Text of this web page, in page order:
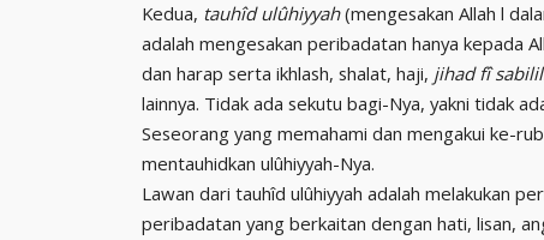
Kedua, tauhîd ulûhiyyah(mengesakan Allah l
adalah mengesakan peribadatan hanya kepada
dan harap serta ikhlash, shalat, haji, jihad fî
lainnya. Tidak ada sekutu bagi-Nya, yakni tidak
Seseorang yang memahami dan mengakui ke-
mentauhidkan ulûhiyyah-Nya.
Lawan dari tauhîd ulûhiyyah adalah melakukan
peribadatan yang berkaitan dengan hati, lisan,